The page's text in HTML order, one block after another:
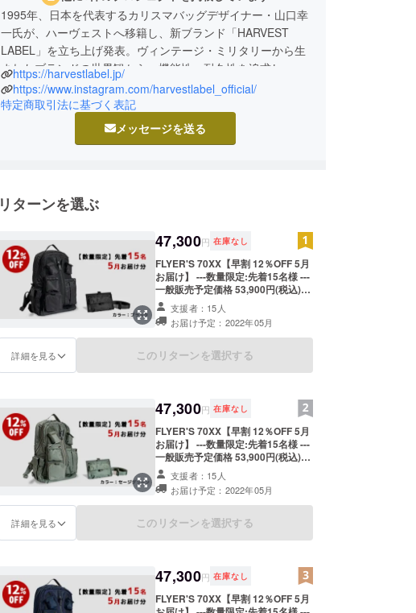
1995年、日本を代表するカリスマバッグデザイナー・山口幸
一氏が、ハーヴェストへ移籍し、新ブランド「HARVEST
LABEL」を立ち上げ発表。ヴィンテージ・ミリタリーから生
まれたブランドの世界観から、機能性・耐久性を追求し、素
材・パーツ、そして裁縫の細部にいたるまで徹底的にこだ
わってきました。そのデザイン性と物作りの経験を生かし、
2016年のG7伊勢志摩サミット、また2019年のG20大阪サ
ミットでも、日本バッグメーカーを代表し、公式オリジナル
DNAを継承し、MADE IN JAPANにこだわるモノづくりを継
https://harvestlabel.jp/
https://www.instagram.com/harvestlabel_official/
特定商取引法に基づく表記
メッセージを送る
リターンを選ぶ
47,300円 在庫なし
FLYER'S 70XX【早割 12％OFF 5月
お届け】 ---数量限定:先着15名様 ---
一般販売予定価格 53,900円(税込)を
さらにお安く割引価格47,300円(税
込/送料込み) でご提供。 ● 販売数
量：1個 ●カラー：ブラック ●お届け
予定日：2022年5月中旬よりお申し
込み順で発送 ●限定数：15個 ●マル
程上の都合等により出荷時期が遅れ
る場合がございます。 ※デザイン・
仕様は変更になる可能性もございま
す。ご了承ください。 ※ご購入の住
所入力の際は「郵便番号」「都道府
県」「マンション名・部屋番号」等
に、記入漏れや誤りがないかご確認
お願い致します。 ※お届け先の記入
漏れ・誤記入による再配達が発生し
た場合は、着払となります。
支援者：15人
お届け予定：2022年05月
詳細を見る このリターンを選択する
47,300円 在庫なし
FLYER'S 70XX【早割 12％OFF 5月
お届け】 ---数量限定:先着15名様 ---
一般販売予定価格 53,900円(税込)を
さらにお安く割引価格47,300円(税
込/送料込み) でご提供。 ● 販売数
量：1個 ●カラー：セージグリーン ●
お届け予定日：2022年5月中旬より
お申し込み順で発送 ●限定数：15個
造工程上の都合等により出荷時期が
遅れる場合がございます。 ※デザイ
ン・仕様は変更になる可能性もござ
支援者：15人
お届け予定：2022年05月
詳細を見る このリターンを選択する
47,300円 在庫なし
FLYER'S 70XX【早割 12％OFF 5月